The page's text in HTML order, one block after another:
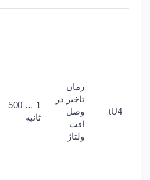
tU4
زمان
تاخیر در
وصل
افت
ولتاژ
1 … 500
ثانیه